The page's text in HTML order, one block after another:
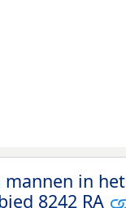
mannen in het
8242 RA